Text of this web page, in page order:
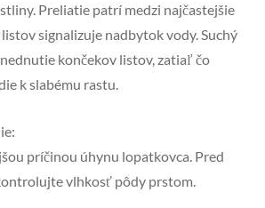
Preliatie patrí medzi najčastejšie
signalizuje nadbytok vody. Suchý
končekov listov, zatiaľ čo
k slabému rastu.
príčinou úhynu lopatkovca. Pred
vlhkosť pôdy prstom.